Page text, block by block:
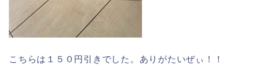
こちらは１５０円引きでした。ありがたいぜぃ！！